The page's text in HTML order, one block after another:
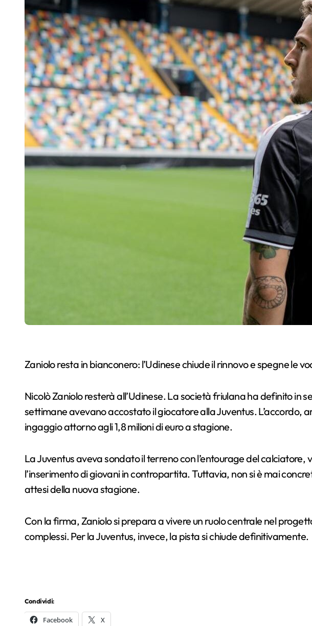
Zaniolo resta in bianconero: l’Udinese chiude il rinnovo e spegne le
Nicolò Zaniolo resterà all’Udinese. La società friulana ha definito in
settimane avevano accostato il giocatore alla Juventus. L’accordo,
ingaggio attorno agli 1,8 milioni di euro a stagione.
La Juventus aveva sondato il terreno con l’entourage del
l’inserimento di giovani in contropartita. Tuttavia, non si è mai
attesi della nuova stagione.
Con la firma, Zaniolo si prepara a vivere un ruolo centrale nel
complessi. Per la Juventus, invece, la pista si chiude definitivamente.
Condividi:
Facebook X